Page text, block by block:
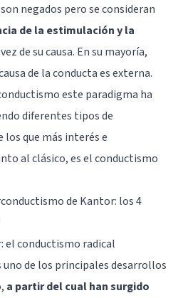
negados pero se consideran
de la estimulación y la
de su causa. En su mayoría,
de la conducta es externa.
este paradigma ha
diferentes tipos de
los que más interés e
al clásico, es el conductismo
de Kantor: los 4
el conductismo radical
de los principales desarrollos
a partir del cual han surgido